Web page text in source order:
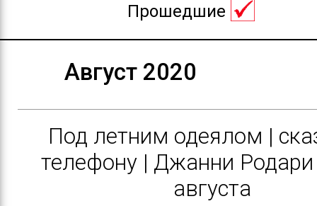
Прошедшие
Август 2020
Под летним одеялом |
телефону | Джанни Родари
августа